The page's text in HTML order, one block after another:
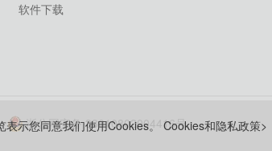
软件下载
浙公网安备 33010802004416号
表示您同意我们使用Cookies。Cookies和隐私政策>